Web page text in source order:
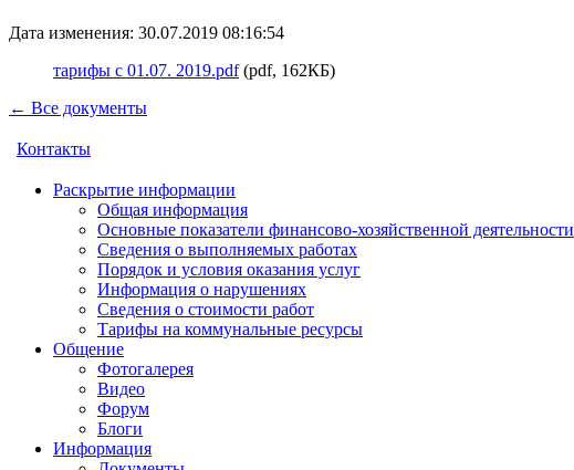
Дата изменения: 30.07.2019 08:16:54
тарифы с 01.07. 2019.pdf(pdf, 162КБ)
← Все документы
Контакты
Раскрытие информации
Общая информация
Основные показатели финансово-хозяйственной деятельности
Сведения о выполняемых работах
Порядок и условия оказания услуг
Информация о нарушениях
Сведения о стоимости работ
Тарифы на коммунальные ресурсы
Общение
Фотогалерея
Видео
Форум
Блоги
Информация